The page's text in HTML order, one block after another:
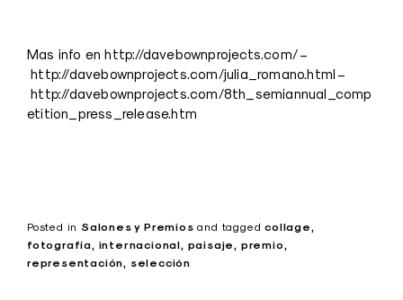
Mas info en http://davebownprojects.com/ –
http://davebownprojects.com/julia_romano.html –
http://davebownprojects.com/8th_semiannual_comp
etition_press_release.htm
Posted in Salones y Premios and taggedcollage
fotografía internacional paisaje premio
representación selección